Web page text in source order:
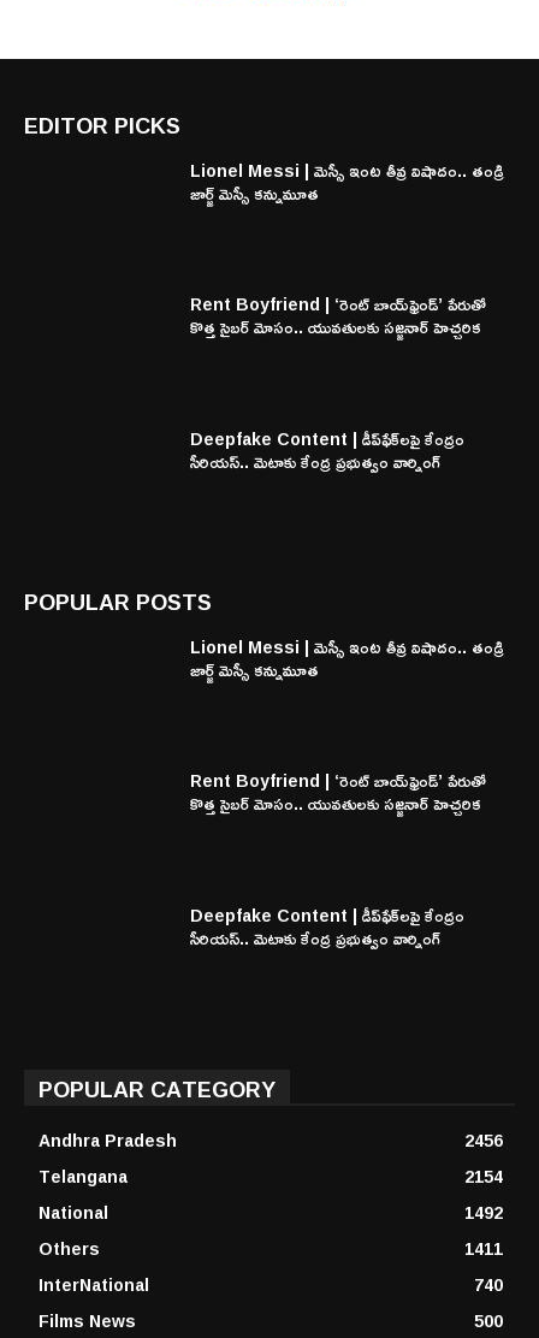
EDITOR PICKS
Lionel Messi | మెస్సీ ఇంట తీవ్ర విషాదం.. తండ్రి
జార్జ్ మెస్సీ కన్నుమూత
Rent Boyfriend | ‘రెంట్ బాయ్‌ఫ్రెండ్’ పేరుతో
కొత్త సైబర్ మోసం.. యువతులకు సజ్జనార్ హెచ్చరిక
Deepfake Content | డీప్‌ఫేక్‌లపై కేంద్రం
సీరియస్.. మెటాకు కేంద్ర ప్రభుత్వం వార్నింగ్
POPULAR POSTS
Lionel Messi | మెస్సీ ఇంట తీవ్ర విషాదం.. తండ్రి
జార్జ్ మెస్సీ కన్నుమూత
Rent Boyfriend | ‘రెంట్ బాయ్‌ఫ్రెండ్’ పేరుతో
కొత్త సైబర్ మోసం.. యువతులకు సజ్జనార్ హెచ్చరిక
Deepfake Content | డీప్‌ఫేక్‌లపై కేంద్రం
సీరియస్.. మెటాకు కేంద్ర ప్రభుత్వం వార్నింగ్
POPULAR CATEGORY
Andhra Pradesh
2456
Telangana
2154
National
1492
Others
1411
InterNational
740
Films News
500